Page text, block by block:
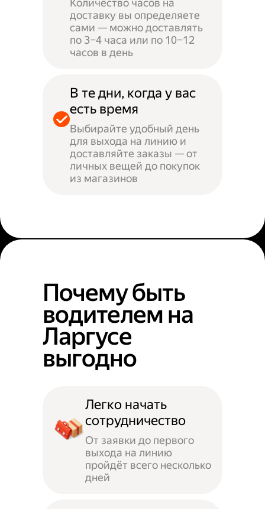
Количество часов на
доставку вы определяете
сами — можно доставлять
по 3–4 часа или по 10–12
часов в день
В те дни, когда у вас
есть время
Выбирайте удобный день
для выхода на линию и
доставляйте заказы — от
личных вещей до покупок
из магазинов
Почему быть
водителем на
Ларгусе
выгодно
Легко начать
сотрудничество
От заявки до первого
выхода на линию
пройдёт всего несколько
дней